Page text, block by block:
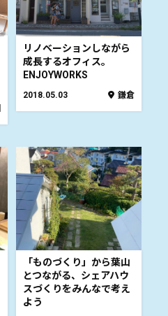
リノベーションしながら
成長するオフィス。
ENJOYWORKS
2018.05.03 鎌倉
「ものづくり」から葉山
とつながる、シェアハウ
スづくりをみんなで考え
よう